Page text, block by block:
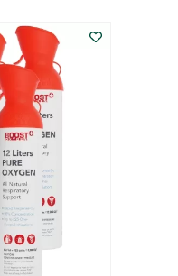
56,67
dólares.